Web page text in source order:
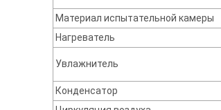
Материал испытательной камеры
Нагреватель
Увлажнитель
Конденсатор